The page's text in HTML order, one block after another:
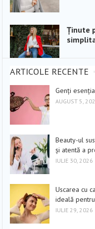
Ținute
ARTICOLE RECENTE
Genți
AUGUST 5,
Beauty-ul
și atentă a
IULIE 30, 2026
Uscarea cu
ideală
IULIE 29, 2026